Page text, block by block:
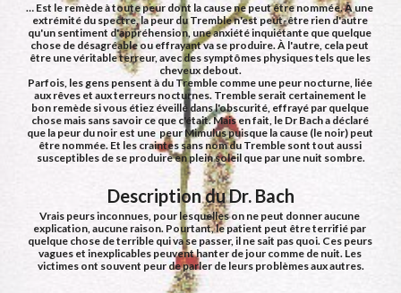
… Est le remède à toute peur dont la cause ne peut être nommée. À une
extrémité du spectre, la peur du Tremble n'est peut-être rien d'autre
qu'un sentiment d'appréhension, une anxiété inquiétante que quelque
chose de désagréable ou effrayant va se produire. À l'autre, cela peut
être une véritable terreur, avec des symptômes physiques tels que les
cheveux debout.
Parfois, les gens pensent à du Tremble comme une peur nocturne, liée
aux rêves et aux terreurs nocturnes. Tremble serait certainement le
bon remède si vous étiez éveillé dans l'obscurité, effrayé par quelque
chose mais sans savoir ce que c'était. Mais en fait, le Dr Bach a déclaré
que la peur du noir est une  peur Mimulus puisque la cause (le noir) peut
être nommée. Et les craintes sans nom du Tremble sont tout aussi
susceptibles de se produire en plein soleil que par une nuit sombre.
Description du Dr. Bach
Vrais peurs inconnues, pour lesquelles on ne peut donner aucune
explication, aucune raison. Pourtant, le patient peut être terrifié par
quelque chose de terrible qui va se passer, il ne sait pas quoi. Ces peurs
vagues et inexplicables peuvent hanter de jour comme de nuit. Les
victimes ont souvent peur de parler de leurs problèmes aux autres.